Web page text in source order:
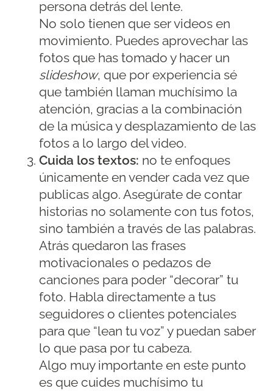
persona detrás del lente.
No solo tienen que ser videos en
movimiento. Puedes aprovechar las
fotos que has tomado y hacer un
slideshow, que por experiencia sé
que también llaman muchísimo la
atención, gracias a la combinación
de la música y desplazamiento de las
fotos a lo largo del video.
Cuida los textos: no te enfoques
únicamente en vender cada vez que
publicas algo. Asegúrate de contar
historias no solamente con tus fotos,
sino también a través de las palabras.
Atrás quedaron las frases
motivacionales o pedazos de
canciones para poder “decorar” tu
foto. Habla directamente a tus
seguidores o clientes potenciales
para que “lean tu voz” y puedan saber
lo que pasa por tu cabeza.
Algo muy importante en este punto
es que cuides muchísimo tu